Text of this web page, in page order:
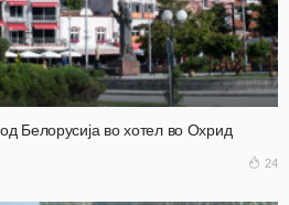
Белорусија во хотел во Охрид
24